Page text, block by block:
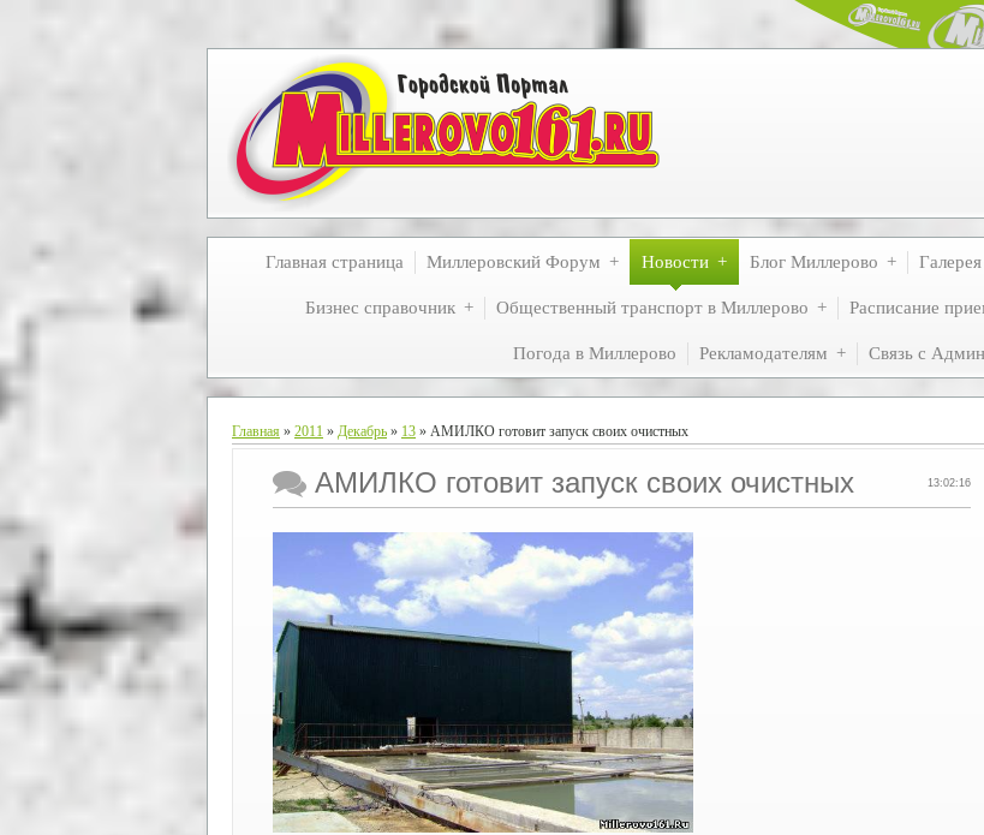
Главная страница Миллеровский Форум Новости Блог Миллерово Галерея
Бизнес справочник Общественный транспорт в Миллерово Расписание
Погода в Миллерово Рекламодателям Связь с
Главная » 2011 » Декабрь » 13 » АМИЛКО готовит запуск своих очистных
13:02:16
АМИЛКО готовит запуск своих очистных